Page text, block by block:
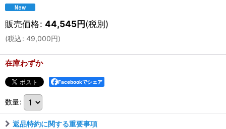
販売価格: 44,545円(税別)
(税込: 49,000円)
在庫わずか
Facebookでシェア
数量:
返品特約に関する重要事項